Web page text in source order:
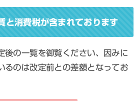
と消費税が含まれております
後の一覧を御覧ください、因みに
るのは改定前との差額となってお